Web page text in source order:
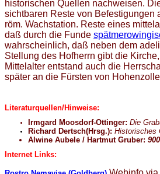
historischen Quellen nachweisen.
sichtbaren Reste von Befestigungen
röm. Wachstation. Reste eines
daß durch die Funde
wahrscheinlich, daß neben dem
Stellung des Hofherrn gibt die
Mittelalter entstand auch die
später an die Fürsten von
Literaturquellen/Hinweise:
Irmgard Moosdorf-Ottinger: Die
Richard Dertsch(Hrsg.): Historisches
Alwine Aubele / Hartmut Gruber:
Internet Links: